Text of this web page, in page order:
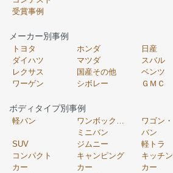
受賞事例
メーカー別事例
トヨタ ホンダ 日産
ダイハツ
マツダ スバル
レクサス
国産その他 ベンツ
ワーゲン
シボレー ＧＭＣ
ボディタイプ別事例
軽バン
ミニバン
ワゴン・
バン
SUV
ジムニー 軽トラ
コンパクト
カー
キャンピング
カー
キッチン
カー